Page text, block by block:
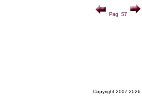
Pag. 57
Copyright 2007-2026